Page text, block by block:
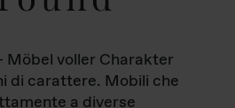
Möbel voller Charakter
di carattere. Mobili che
a diverse